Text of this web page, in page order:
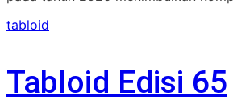
tabloid
Tabloid Edisi 65